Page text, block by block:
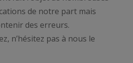
de notre part mais
des erreurs.
n’hésitez pas à nous le